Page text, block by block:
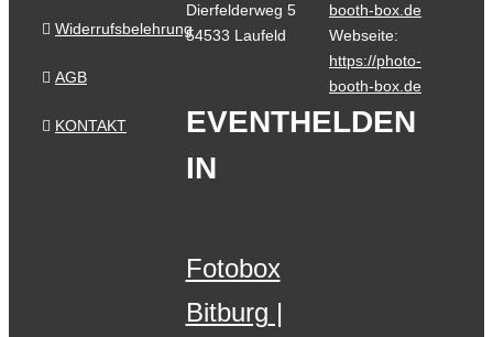
Widerrufsbelehrung
AGB
KONTAKT
Dierfelderweg 5
54533 Laufeld
booth-box.de
Webseite:
https://photo-
booth-box.de
EVENTHELDEN
IN
Fotobox
Bitburg